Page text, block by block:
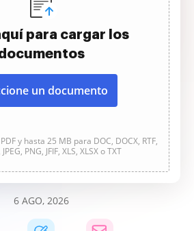
para cargar los
un documento
y hasta 25 MB para DOC, DOCX, RTF,
PNG, JFIF, XLS, XLSX o TXT
6 AGO, 2026